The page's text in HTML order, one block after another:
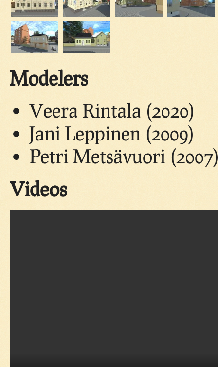
Modelers
Veera Rintala (2020)
Jani Leppinen (2009)
Petri Metsävuori
Videos